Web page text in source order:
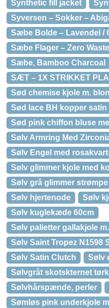
Synthetic fill jacket
Syversen – Sokker –
Sæbe Bolde – Lavendel /
Sæbe Flager – Zero Waste
Sæbe, Bamboo Charcoal
SÆT – 1X STRIKKET
Sød chemise kjole m.
Sød lace BH kopper
Sød pink chiffon bluse
Sølv Armring Med
Sølv Engel med
Sølv glimmer kjole med
Sølv grå glimmer
Sølv hjertenode
Sølv
Sølv kuglekæde 60cm
Sølv palietter gallakjole
Sølv Saint Tropez N1598
Sølv Satin Clutch
Sølv
Sølvgråt skotskternet
Sølvhårspænde, perler
Sømløs pink underkjole